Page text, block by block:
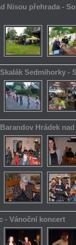
Nisou přehrada -
Sedmihorky -
Hrádek
- Vánoční koncert